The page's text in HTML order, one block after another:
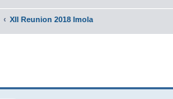
XII Reunion 2018 Imola